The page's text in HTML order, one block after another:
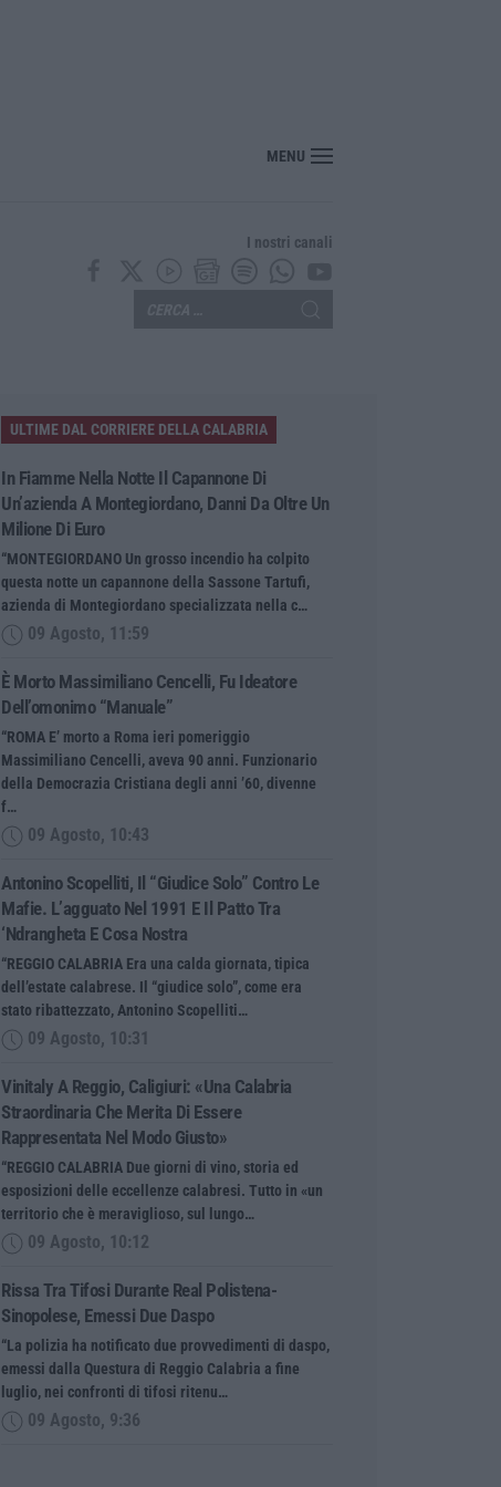
MENU
I nostri canali
ULTIME DAL CORRIERE DELLA CALABRIA
In Fiamme Nella Notte Il Capannone Di
Un’azienda A Montegiordano, Danni Da Oltre Un
Milione Di Euro
“MONTEGIORDANO Un grosso incendio ha colpito
questa notte un capannone della Sassone Tartufi,
azienda di Montegiordano specializzata nella c…
09 Agosto, 11:59
È Morto Massimiliano Cencelli, Fu Ideatore
Dell’omonimo “manuale”
“ROMA E’ morto a Roma ieri pomeriggio
Massimiliano Cencelli, aveva 90 anni. Funzionario
della Democrazia Cristiana degli anni ’60, divenne
f…
09 Agosto, 10:43
Antonino Scopelliti, Il “giudice Solo” Contro Le
Mafie. L’agguato Nel 1991 E Il Patto Tra
‘ndrangheta E Cosa Nostra
“REGGIO CALABRIA Era una calda giornata, tipica
dell’estate calabrese. Il “giudice solo”, come era
stato ribattezzato, Antonino Scopelliti…
09 Agosto, 10:31
Vinitaly A Reggio, Caligiuri: «Una Calabria
Straordinaria Che Merita Di Essere
Rappresentata Nel Modo Giusto»
“REGGIO CALABRIA Due giorni di vino, storia ed
esposizioni delle eccellenze calabresi. Tutto in «un
territorio che è meraviglioso, sul lungo…
09 Agosto, 10:12
Rissa Tra Tifosi Durante Real Polistena-
Sinopolese, Emessi Due Daspo
“La polizia ha notificato due provvedimenti di daspo,
emessi dalla Questura di Reggio Calabria a fine
luglio, nei confronti di tifosi ritenu…
09 Agosto, 9:36